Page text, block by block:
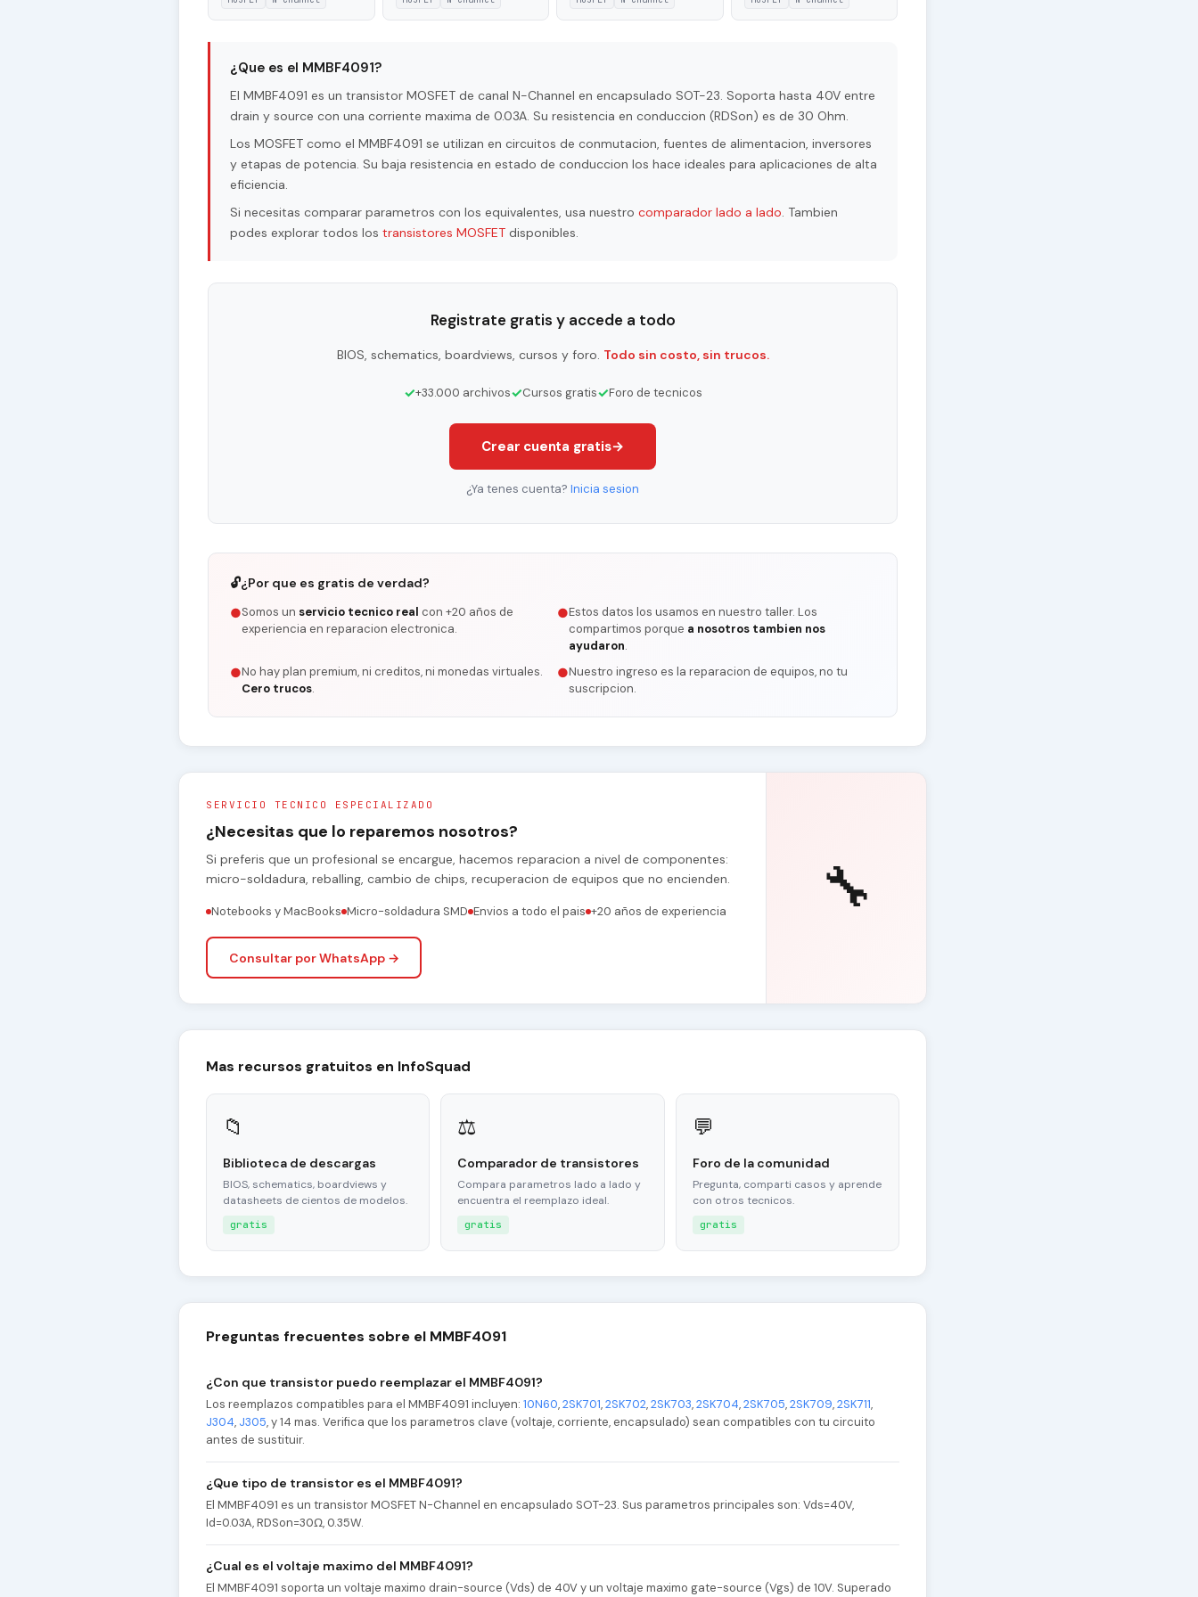
¿Que es el MMBF4091?
El MMBF4091 es un transistor MOSFET de canal N-Channel en encapsulado SOT-23. Soporta hasta 40V entre
drain y source con una corriente maxima de 0.03A. Su resistencia en conduccion (RDSon) es de 30 Ohm.
Los MOSFET como el MMBF4091 se utilizan en circuitos de conmutacion, fuentes de alimentacion, inversores
y etapas de potencia. Su baja resistencia en estado de conduccion los hace ideales para aplicaciones de alta
eficiencia.
Si necesitas comparar parametros con los equivalentes, usa nuestro comparador lado a lado. Tambien
podes explorar todos los transistores MOSFET disponibles.
Registrate gratis y accede a todo
BIOS, schematics, boardviews, cursos y foro. Todo sin costo, sin trucos.
✓+33.000 archivos✓Cursos gratis✓Foro de tecnicos
Crear cuenta gratis→
¿Ya tenes cuenta? Inicia sesion
🔓¿Por que es gratis de verdad?
●Somos un servicio tecnico real con +20 años de
experiencia en reparacion electronica.
●Estos datos los usamos en nuestro taller. Los
compartimos porque a nosotros tambien nos
ayudaron.
●No hay plan premium, ni creditos, ni monedas virtuales.
Cero trucos.
●Nuestro ingreso es la reparacion de equipos, no tu
suscripcion.
SERVICIO TECNICO ESPECIALIZADO
¿Necesitas que lo reparemos nosotros?
Si preferis que un profesional se encargue, hacemos reparacion a nivel de componentes:
micro-soldadura, reballing, cambio de chips, recuperacion de equipos que no encienden.
Notebooks y MacBooks Micro-soldadura SMD Envios a todo el pais +20 años de experiencia
Consultar por WhatsApp →
🔧
Mas recursos gratuitos en InfoSquad
📁
Biblioteca de descargas
BIOS, schematics, boardviews y
datasheets de cientos de modelos.
gratis
⚖
Comparador de transistores
Compara parametros lado a lado y
encuentra el reemplazo ideal.
gratis
💬
Foro de la comunidad
Pregunta, comparti casos y aprende
con otros tecnicos.
gratis
Preguntas frecuentes sobre el MMBF4091
¿Con que transistor puedo reemplazar el MMBF4091?
Los reemplazos compatibles para el MMBF4091 incluyen: 10N60,2SK701,2SK702,2SK703,2SK704,2SK705,2SK709,2SK711,
J304, J305, y 14 mas. Verifica que los parametros clave (voltaje, corriente, encapsulado) sean compatibles con tu circuito
antes de sustituir.
¿Que tipo de transistor es el MMBF4091?
El MMBF4091 es un transistor MOSFET N-Channel en encapsulado SOT-23. Sus parametros principales son: Vds=40V,
Id=0.03A, RDSon=30Ω, 0.35W.
¿Cual es el voltaje maximo del MMBF4091?
El MMBF4091 soporta un voltaje maximo drain-source (Vds) de 40V y un voltaje maximo gate-source (Vgs) de 10V. Superado